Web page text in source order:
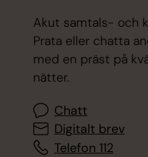
Akut samtals- och
Prata eller chatta
med en präst på
nätter.
Chatt
Digitalt brev
Telefon 112